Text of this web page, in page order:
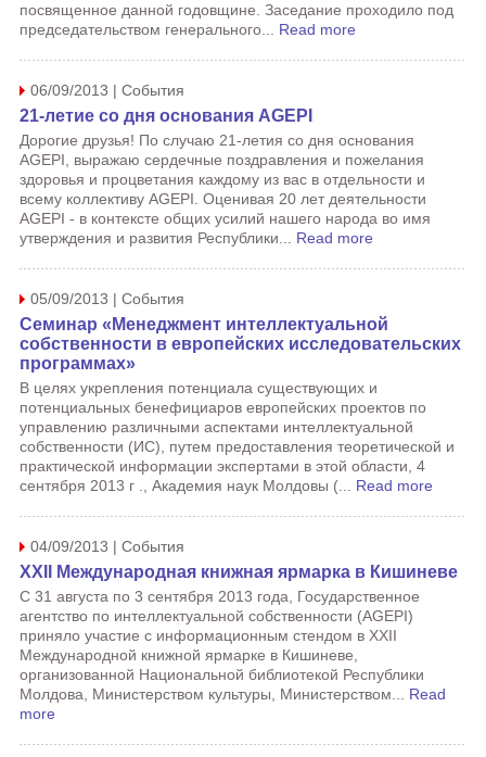
посвященное данной годовщине. Заседание проходило под
председательством генерального... Read more
06/09/2013 | События
21-летие со дня основания AGEPI
Дорогие друзья! По случаю 21-летия со дня основания
AGEPI, выражаю сердечные поздравления и пожелания
здоровья и процветания каждому из вас в отдельности и
всему коллективу AGEPI. Оценивая 20 лет деятельности
AGEPI - в контексте общих усилий нашего народа во имя
утверждения и развития Республики... Read more
05/09/2013 | События
Семинар «Менеджмент интеллектуальной
собственности в европейских исследовательских
программах»
В целях укрепления потенциала существующих и
потенциальных бенефициаров европейских проектов по
управлению различными аспектами интеллектуальной
собственности (ИС), путем предоставления теоретической и
практической информации экспертами в этой области, 4
сентября 2013 г ., Академия наук Молдовы (... Read more
04/09/2013 | События
XXII Международная книжная ярмарка в Кишиневе
С 31 августа по 3 сентября 2013 года, Государственное
агентство по интеллектуальной собственности (AGEPI)
приняло участие с информационным стендом в XXII
Международной книжной ярмарке в Кишиневе,
организованной Национальной библиотекой Республики
Молдова, Министерством культуры, Министерством... Read
more